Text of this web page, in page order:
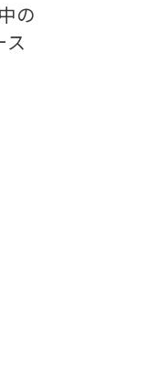
の
ス